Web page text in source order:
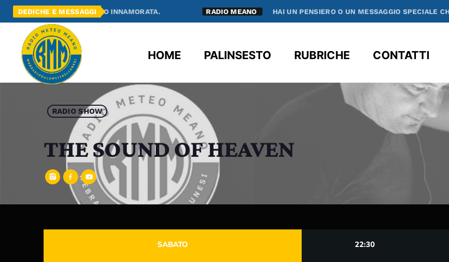
DEDICHE E MESSAGGI
ME NE SONO INNAMORATA. RADIO MEANO HAI UN PENSIERO O UN MESSAGGIO SPECIALE CHE VUOI
HOME PALINSESTO RUBRICHE CONTATTI
RADIO SHOW
THE SOUND OF HEAVEN
SABATO 22:30